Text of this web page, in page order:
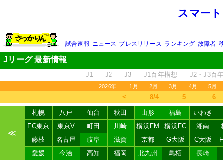
スマー
試合速報 ニュース プレスリリース ランキング 故障者
Jリーグ 最新情報
J1 J2 J3 J1百年構想 J2・J3百
2026年 1月 2月 3月 4月 5月
＜ 8/4 5 6
≪
札幌 八戸 仙台 秋田 山形 福島
いわき
FC東京
東京V 町田 川崎 横浜FM 横浜FC 湘南
藤枝
名古屋 岐阜 滋賀 京都 G大阪 C大阪
愛媛
今治 高知 福岡 北九州 鳥栖 長崎